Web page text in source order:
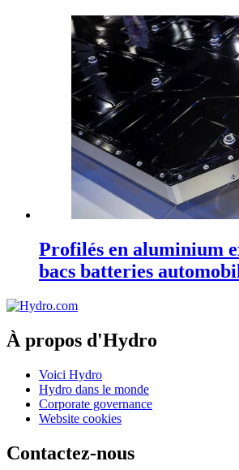
Profilés en aluminium
bacs batteries
À propos d'Hydro
Voici Hydro
Hydro dans le monde
Corporate governance
Website cookies
Contactez-nous